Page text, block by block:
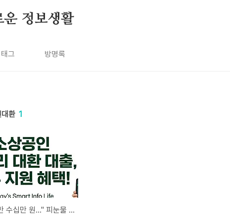
운 정보생활
태그 방명록
환 1
"매달 이자만 수십만 원..." 피눈물 흘리는 소상공인 살려줄 정부 저금리 대환대출 조건